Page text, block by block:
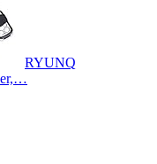
RYUNQ